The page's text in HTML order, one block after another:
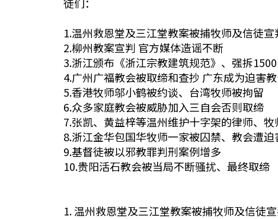
1.温州救恩堂及三江堂教案被捕牧师及信徒宣
2.柳州教案宣判 官方媒体造谣不断
3.浙江颁布《浙江宗教建筑规范》、强拆
4.广州广福教会被取缔和查抄 广东成为迫害
5.香港牧师邬小鹤被约谈、台湾牧师被拘留
6.众多家庭教会被威胁加入三自会否则取缔
7.张凯、黄益梓等温州维护十字架的律师、
8.浙江金华包国华牧师一家被囚禁、教会遭迫
9.基督徒被以邪教罪判刑案例增多
10.贵阳活石教会被当局不断骚扰、最终取缔
1. 温州救恩堂及三江堂教案被捕牧师及信徒